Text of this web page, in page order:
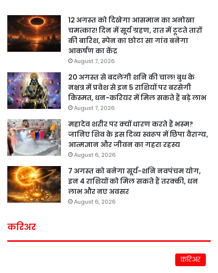
12 अगस्त को दिखेगा आसमान का अनोखा
चमत्कार! दिन में सूर्य ग्रहण, रात में टूटते तारों
की बारिश, स्पेन का छोटा सा गांव बनेगा
आकर्षण का केंद्र
August 7, 2026
20 अगस्त से बदलेगी शनि की चाल! बुध के
नक्षत्र में प्रवेश से इन 5 राशियों पर बरसेगी
किस्मत, धन-करियर में मिल सकते हैं बड़े लाभ
August 7, 2026
महादेव शरीर पर क्यों धारण करते हैं भस्म?
जानिए शिव के इस दिव्य स्वरूप में छिपा वैराग्य,
आत्मज्ञान और जीवन का गहरा रहस्य
August 6, 2026
7 अगस्त को बनेगा सूर्य-शनि नवपंचम योग,
इन 4 राशियों को मिल सकते हैं तरक्की, धन
लाभ और नए अवसर
August 6, 2026
करिअर
करिअर